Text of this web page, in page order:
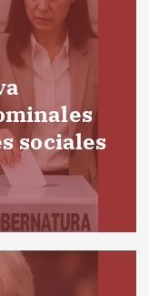
sociales